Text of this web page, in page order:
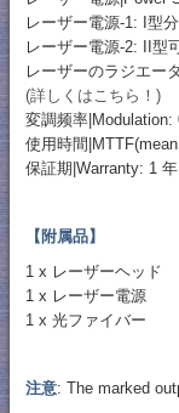
レーザー電源-1: I型
レーザー電源-2: II型
レーザーのラジエー
(詳しくはこちら！)
変調频率|Modulation:
使用時間
保証期|Warranty: 1 年
【附属品】
1 x レーザーヘッド
1 x レーザー電源
1 x 光ファイバー
注意: The marked